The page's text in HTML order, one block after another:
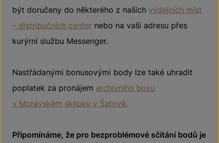
být doručeny do některého z našich výdejních míst
– distribučních center nebo na vaši adresu přes
kurýrní službu Messenger.
Nastřádanými bonusovými body lze také uhradit
poplatek za pronájem archivního boxu
v Moravském sklípku v Šatově.
Připomínáme, že pro bezproblémové sčítání bodů je